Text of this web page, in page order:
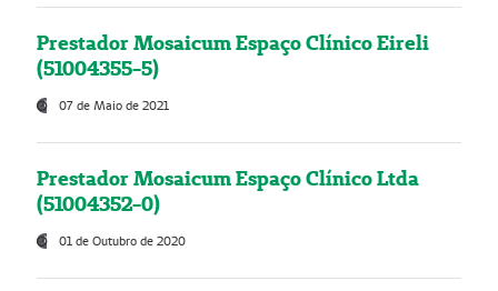
Prestador Mosaicum Espaço Clínico Eireli
(51004355-5)
07 de Maio de 2021
Prestador Mosaicum Espaço Clínico Ltda
(51004352-0)
01 de Outubro de 2020